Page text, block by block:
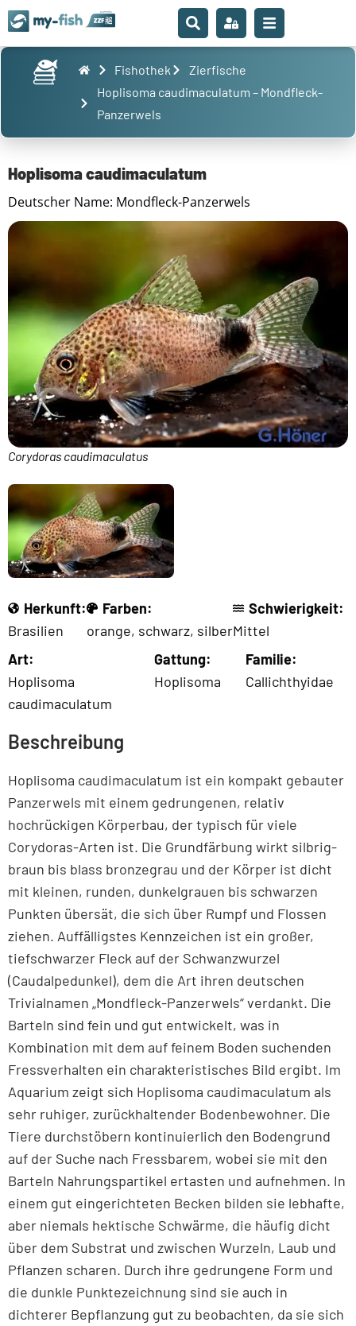
Fishothek
Zierfische
Hoplisoma caudimaculatum – Mondfleck-
Panzerwels
Hoplisoma caudimaculatum
Deutscher Name: Mondfleck-Panzerwels
Corydoras caudimaculatus
Herkunft:
Brasilien
Farben:
orange, schwarz, silber
Schwierigkeit:
Mittel
Art:
Hoplisoma
caudimaculatum
Gattung:
Hoplisoma
Familie:
Callichthyidae
Beschreibung
Hoplisoma caudimaculatum ist ein kompakt gebauter
Panzerwels mit einem gedrungenen, relativ
hochrückigen Körperbau, der typisch für viele
Corydoras-Arten ist. Die Grundfärbung wirkt silbrig-
braun bis blass bronzegrau und der Körper ist dicht
mit kleinen, runden, dunkelgrauen bis schwarzen
Punkten übersät, die sich über Rumpf und Flossen
ziehen. Auffälligstes Kennzeichen ist ein großer,
tiefschwarzer Fleck auf der Schwanzwurzel
(Caudalpedunkel), dem die Art ihren deutschen
Trivialnamen „Mondfleck-Panzerwels“ verdankt. Die
Barteln sind fein und gut entwickelt, was in
Kombination mit dem auf feinem Boden suchenden
Fressverhalten ein charakteristisches Bild ergibt. Im
Aquarium zeigt sich Hoplisoma caudimaculatum als
sehr ruhiger, zurückhaltender Bodenbewohner. Die
Tiere durchstöbern kontinuierlich den Bodengrund
auf der Suche nach Fressbarem, wobei sie mit den
Barteln Nahrungspartikel ertasten und aufnehmen. In
einem gut eingerichteten Becken bilden sie lebhafte,
aber niemals hektische Schwärme, die häufig dicht
über dem Substrat und zwischen Wurzeln, Laub und
Pflanzen scharen. Durch ihre gedrungene Form und
die dunkle Punktezeichnung sind sie auch in
dichterer Bepflanzung gut zu beobachten, da sie sich